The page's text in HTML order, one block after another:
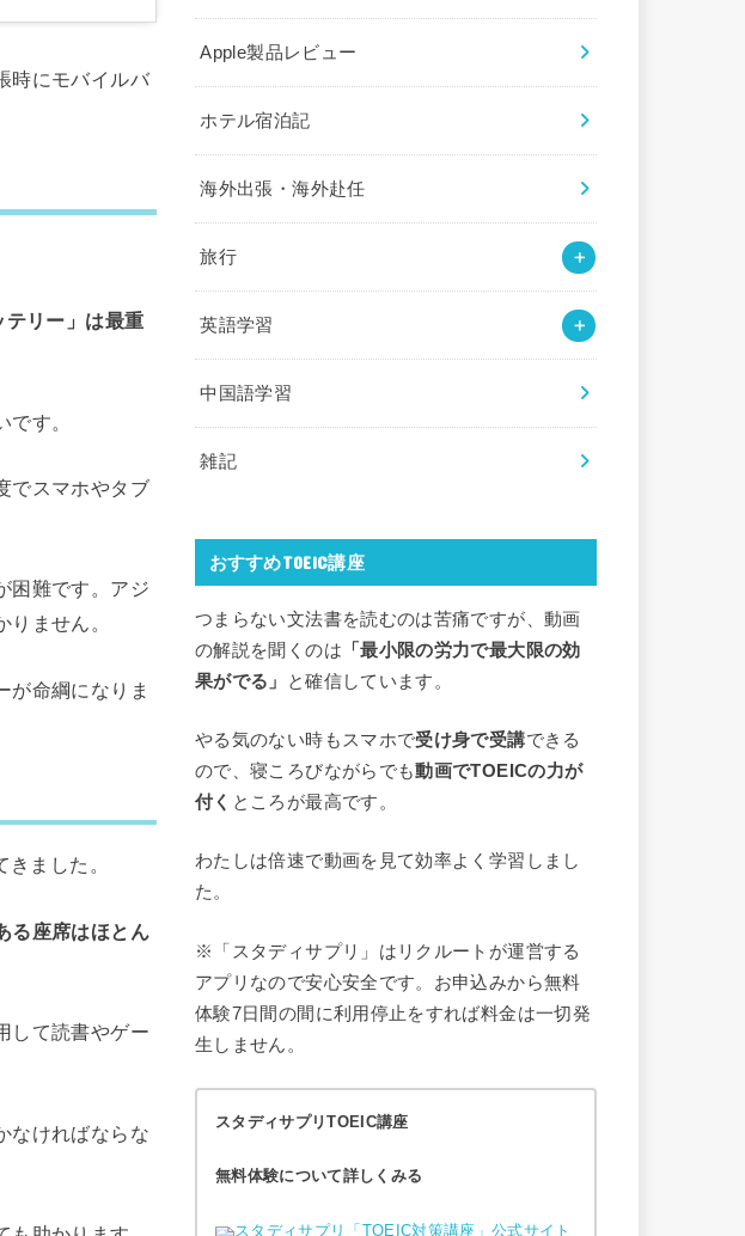
時にモバイルバ
リー」は最重
す。
でスマホやタブ
困難です。アジ
ません。
が命綱になりま
ました。
る座席はほとん
して読書やゲー
なければならな
Apple製品レビュー
ホテル宿泊記
海外出張・海外赴任
旅行
英語学習
中国語学習
雑記
おすすめTOEIC講座
つまらない文法書を読むのは苦痛ですが、動画
の解説を聞くのは 「最小限の労力で最大限の効
果がでる」
と確信しています。
やる気のない時もスマホで受け身で受講できる
ので、寝ころびながらでも動画でTOEICの力が
付く ところが最高です。
わたしは倍速で動画を見て効率よく学習しまし
た。
※「スタディサプリ」はリクルートが運営する
アプリなので安心安全です。お申込みから無料
体験7日間の間に利用停止をすれば料金は一切発
生しません。
スタディサプリTOEIC講座
無料体験について詳しくみる
スタディサプリ「TOEIC対策講座」公式サイト